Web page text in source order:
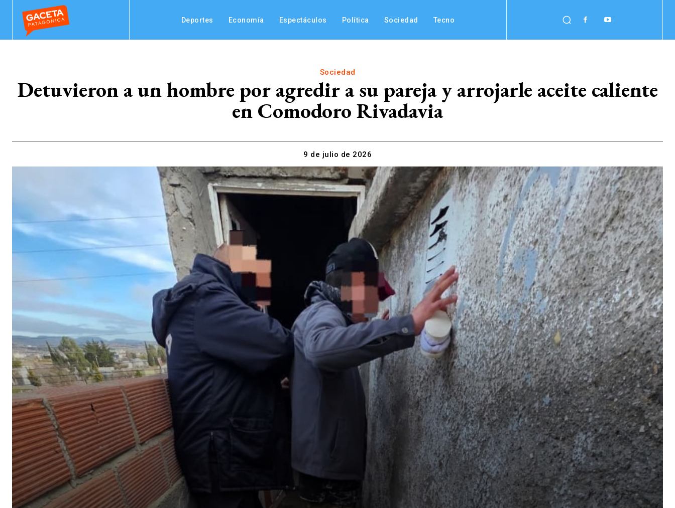
Deportes Economía Espectáculos Política Sociedad Tecno
Sociedad
Detuvieron a un hombre por agredir a su pareja y arrojarle aceite caliente
en Comodoro Rivadavia
9 de julio de 2026